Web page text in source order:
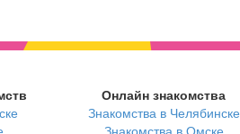
Онлайн знакомства
Знакомства в Челябинске
Знакомства в Омске